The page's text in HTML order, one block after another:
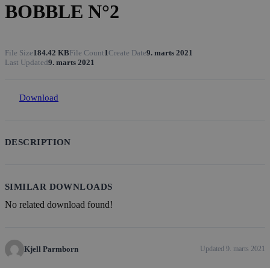
BOBBLE N°2
File Size184.42 KBFile Count1Create Date9. marts 2021
Last Updated9. marts 2021
Download
DESCRIPTION
SIMILAR DOWNLOADS
No related download found!
Kjell Parmborn Updated 9. marts 2021